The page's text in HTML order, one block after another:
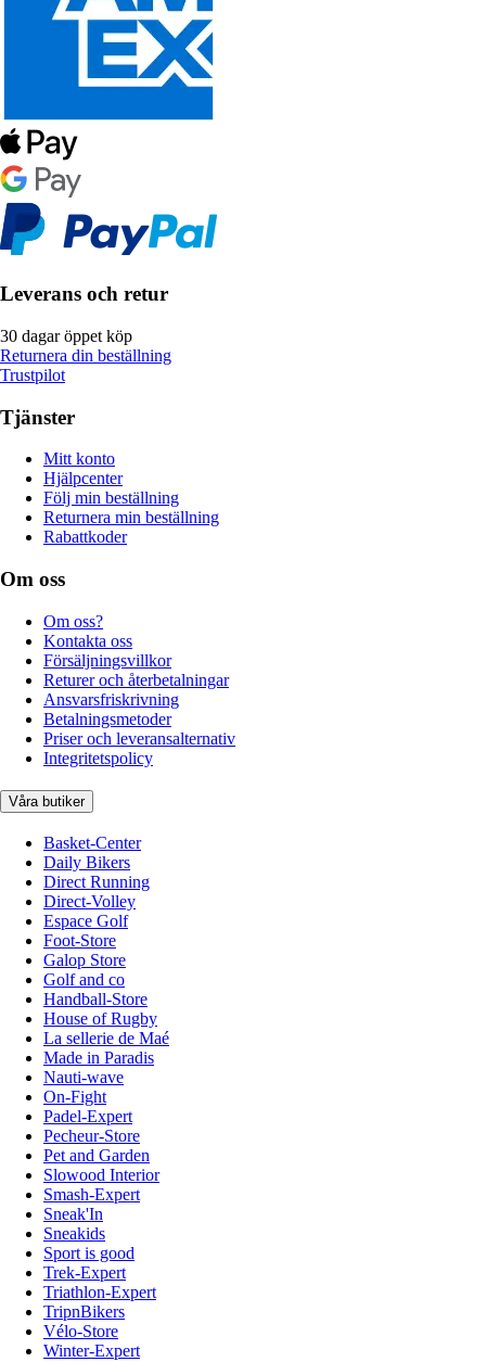
Leverans och retur
30 dagar öppet köp
Returnera din beställning
Trustpilot
Tjänster
Mitt konto
Hjälpcenter
Följ min beställning
Returnera min beställning
Rabattkoder
Om oss
Om oss?
Kontakta oss
Försäljningsvillkor
Returer och återbetalningar
Ansvarsfriskrivning
Betalningsmetoder
Priser och leveransalternativ
Integritetspolicy
Våra butiker
Basket-Center
Daily Bikers
Direct Running
Direct-Volley
Espace Golf
Foot-Store
Galop Store
Golf and co
Handball-Store
House of Rugby
La sellerie de Maé
Made in Paradis
Nauti-wave
On-Fight
Padel-Expert
Pecheur-Store
Pet and Garden
Slowood Interior
Smash-Expert
Sneak'In
Sneakids
Sport is good
Trek-Expert
Triathlon-Expert
TripnBikers
Vélo-Store
Winter-Expert